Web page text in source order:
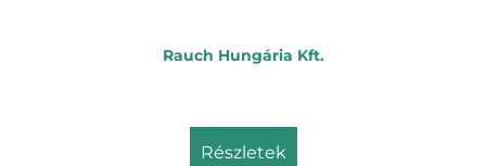
Rauch Hungária Kft.
részletek